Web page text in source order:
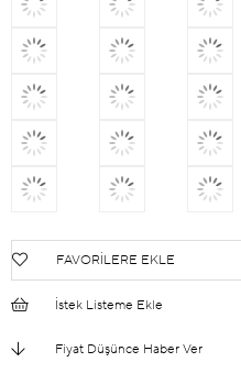
FAVORILERE EKLE
İstek Listeme Ekle
Fiyat Düşünce Haber Ver